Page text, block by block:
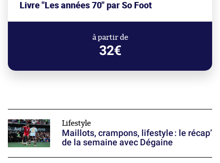
Livre "Les années 70" par So Foot
à partir de
32€
Lifestyle
Maillots, crampons, lifestyle : le récap’
de la semaine avec Dégaine